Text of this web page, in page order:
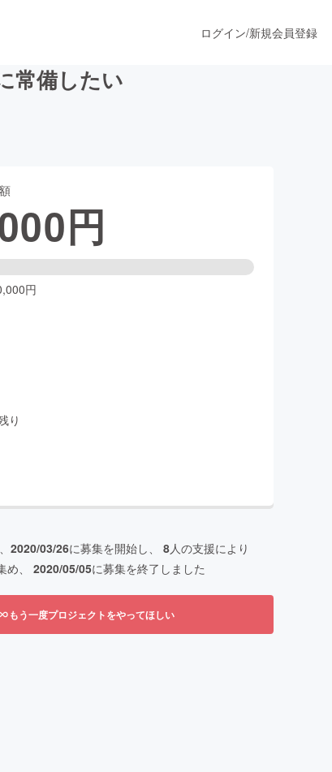
ファッション
ログイン/新規会員登録
常備したい
円
円
り
2020/03/26に募集を開始し、 8人の支援により
め、 2020/05/05に募集を終了しました
もう一度プロジェクトをやってほしい